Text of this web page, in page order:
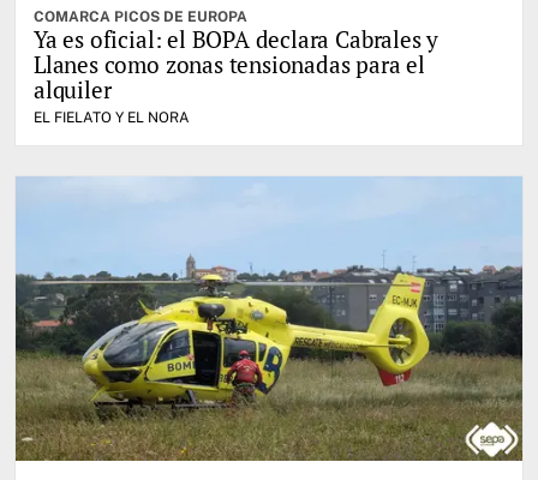
COMARCA PICOS DE EUROPA
Ya es oficial: el BOPA declara Cabrales y
Llanes como zonas tensionadas para el
alquiler
EL FIELATO Y EL NORA